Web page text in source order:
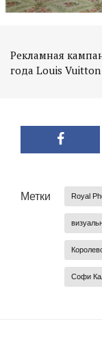
Рекламная
года Louis
Метки Royal
Софи